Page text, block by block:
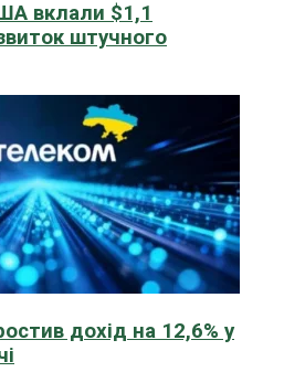
вклали $1,1
штучного
дохід на 12,6% у